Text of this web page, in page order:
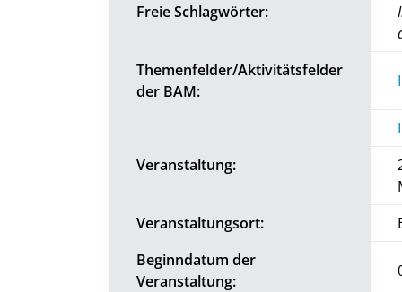
Freie Schlagwörter:
Themenfelder/Aktivitätsfelder
der BAM:
Veranstaltung:
Veranstaltungsort:
Beginndatum der
Veranstaltung: